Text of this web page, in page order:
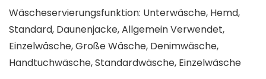
Wäscheservierungsfunktion: Unterwäsche, Hemd,
Standard, Daunenjacke, Allgemein Verwendet,
Einzelwäsche, Große Wäsche, Denimwäsche,
Handtuchwäsche, Standardwäsche, Einzelwäsche